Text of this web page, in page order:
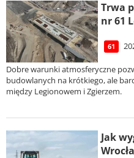
Trwa
nr 61
61
Dobre warunki atmosferyczne
budowlanych na krótkiego, ale
między Legionowem i Zgierzem.
Jak